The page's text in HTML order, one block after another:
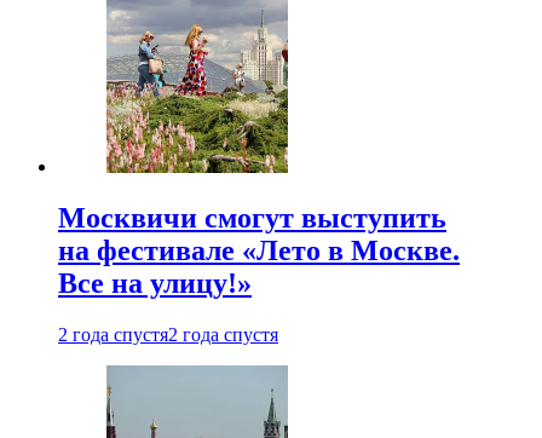
Москвичи смогут выступить
на фестивале «Лето в Москве.
Все на улицу!»
2 года спустя2 года спустя